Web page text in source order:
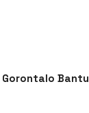
Gorontalo Bantu